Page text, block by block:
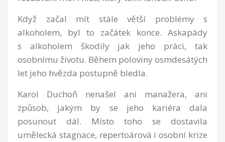
Když začal mít stále větší problémy s
alkoholem, byl to začátek konce. Askapády
s alkoholem škodily jak jeho práci, tak
osobnímu životu. Během poloviny osmdesátých
let jeho hvězda postupně bledla.
Karol Duchoň nenašel ani manažera, ani
způsob, jakým by se jeho kariéra dala
posunout dál. Místo toho se dostavila
umělecká stagnace, repertoárová i osobní krize